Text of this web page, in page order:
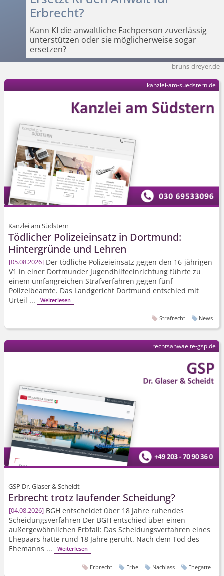
Erbrecht?
Kann KI die anwaltliche Fachperson zuverlässig
unterstützen oder sie möglicherweise sogar
ersetzen?
bruns-dreyer.de
Kanzlei am Südstern
Tödlicher Polizeieinsatz in Dortmund:
Hintergründe und Lehren
05.08.2026 Der tödliche Polizeieinsatz gegen den 16-jährigen
V1 in einer Dortmunder Jugendhil­feeinrichtung führte zu
einem umfangreichen Strafverfahren gegen fünf
Polizeibeamte. Das Landgericht Dortmund entschied mit
Urteil ...
Weiterlesen
kanzlei-am-suedstern.de
Strafrecht News
GSP Dr. Glaser & Scheidt
Erbrecht trotz laufender Scheidung?
04.08.2026 BGH entscheidet über 18 Jahre ruhendes
Scheidungsverfahren Der BGH entschied über einen
außergewöhnlichen Erbfall: Das Scheidungsverfahren eines
Ehepaars hatte rund 18 Jahre geruht. Nach dem Tod des
Ehemanns ...
Weiterlesen
rechtsanwaelte-gsp.de
Erbrecht Erbe Nachlass Ehegatte